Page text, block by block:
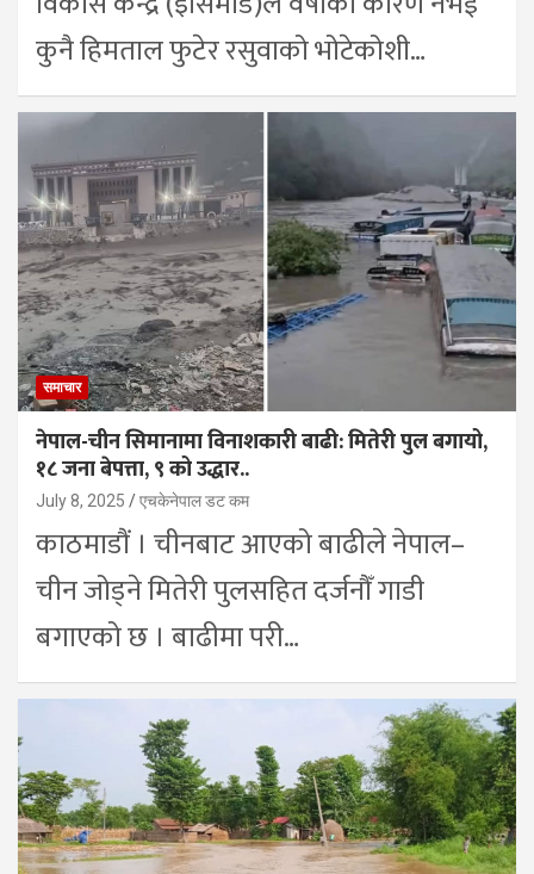
कुनै हिमताल फुटेर रसुवाको भोटेकोशी…
समाचार
नेपाल-चीन सिमानामा विनाशकारी बाढी: मितेरी पुल बगायो,
१८ जना बेपत्ता, ९ को उद्धार..
July 8, 2025 एचकेनेपाल डट कम
काठमाडौं । चीनबाट आएको बाढीले नेपाल–
चीन जोड्ने मितेरी पुलसहित दर्जनौँ गाडी
बगाएको छ । बाढीमा परी…